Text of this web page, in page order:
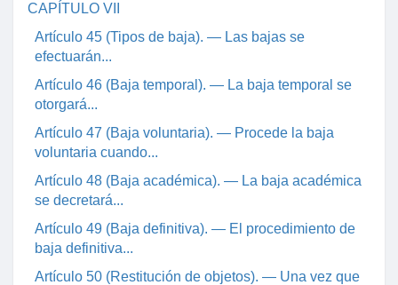
CAPÍTULO VII
Artículo 45 (Tipos de baja). — Las bajas se
efectuarán...
Artículo 46 (Baja temporal). — La baja temporal se
otorgará...
Artículo 47 (Baja voluntaria). — Procede la baja
voluntaria cuando...
Artículo 48 (Baja académica). — La baja académica
se decretará...
Artículo 49 (Baja definitiva). — El procedimiento de
baja definitiva...
Artículo 50 (Restitución de objetos). — Una vez que